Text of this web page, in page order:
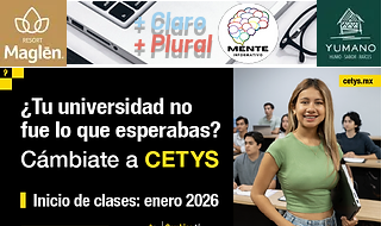
+ Claro
+ Plural